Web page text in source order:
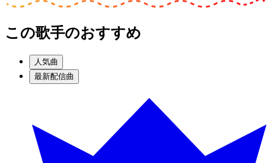
この歌手のおすすめ
人気曲
最新配信曲